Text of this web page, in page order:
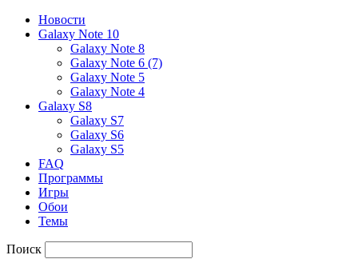
Новости
Galaxy Note 10
Galaxy Note 8
Galaxy Note 6 (7)
Galaxy Note 5
Galaxy Note 4
Galaxy S8
Galaxy S7
Galaxy S6
Galaxy S5
FAQ
Программы
Игры
Обои
Темы
Поиск